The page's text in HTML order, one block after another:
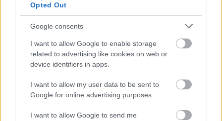
Opted Out
Google consents
I want to allow Google to enable storage
related to advertising like cookies on web or
device identifiers in apps.
I want to allow my user data to be sent to
Google for online advertising purposes.
I want to allow Google to send me
Látlelet a hazai víziközművekről?
múlt Bicske vízellátása
Épített öröksége megújításával is készül
Mohács a csata ötszázadik
évfordulójára